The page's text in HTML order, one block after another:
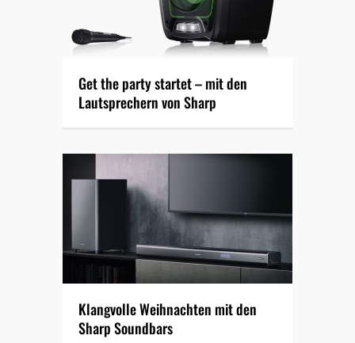
Get the party startet – mit den
Lautsprechern von Sharp
Klangvolle Weihnachten mit den
Sharp Soundbars